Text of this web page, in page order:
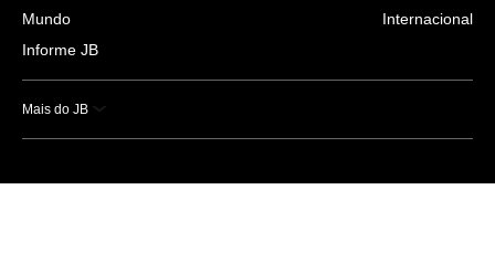
Mundo
Informe JB
Internacional
Mais do JB
Esportes